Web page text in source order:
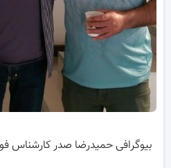
بیوگرافی حمیدرضا صدر کارشناس